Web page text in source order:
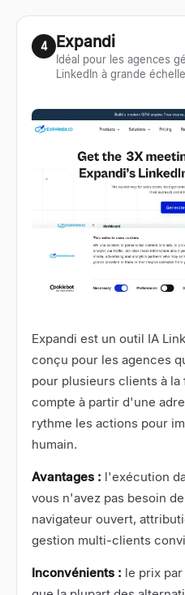
4 Expandi
Idéal pour les agences
LinkedIn à grande échelle
Expandi est un outil IA
conçu pour les agences
pour plusieurs clients à
compte à partir d'une
rythme les actions pour
humain.
Avantages : l'exécution
vous n'avez pas besoin
navigateur ouvert,
gestion multi-clients
Inconvénients : le prix